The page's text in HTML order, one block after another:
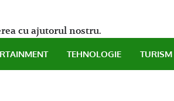
cu ajutorul nostru.
TEHNOLOGIE TURISM